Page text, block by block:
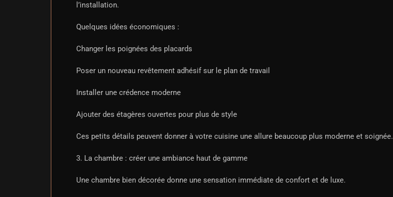
l’installation.
Quelques idées économiques :
Changer les poignées des placards
Poser un nouveau revêtement adhésif sur le plan de travail
Installer une crédence moderne
Ajouter des étagères ouvertes pour plus de style
Ces petits détails peuvent donner à votre cuisine une allure beaucoup plus moderne et soignée.
3. La chambre : créer une ambiance haut de gamme
Une chambre bien décorée donne une sensation immédiate de confort et de luxe.